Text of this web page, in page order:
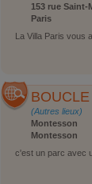
153 rue Saint-
Paris
La Villa Paris vous
(Autres lieux)
Montesson
Montesson
c'est un parc avec